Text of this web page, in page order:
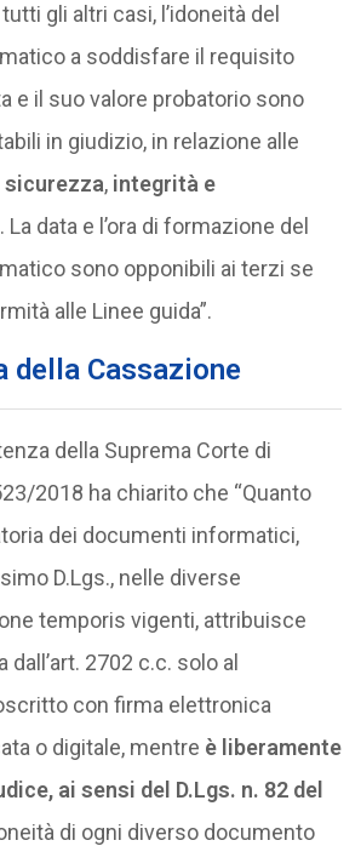
gli altri casi, l’idoneità del
a soddisfare il requisito
e il suo valore probatorio sono
in giudizio, in relazione alle
sicurezza, integrità e
. La data e l’ora di formazione del
sono opponibili ai terzi se
alle Linee guida”.
della Cassazione
della Suprema Corte di
2018 ha chiarito che “Quanto
dei documenti informatici,
D.Lgs., nelle diverse
temporis vigenti, attribuisce
dall’art. 2702 c.c. solo al
con firma elettronica
o digitale, mentre è liberamente
ai sensi del D.Lgs. n. 82 del
di ogni diverso documento